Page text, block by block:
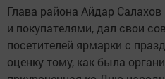
Глава района Айдар
и покупателями, дал свои
посетителей ярмарки с
оценку тому, как была